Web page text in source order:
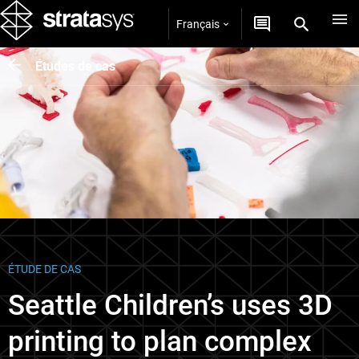
Français
Études de cas
ÉTUDE DE CAS
Seattle Children’s uses 3D
printing to plan complex